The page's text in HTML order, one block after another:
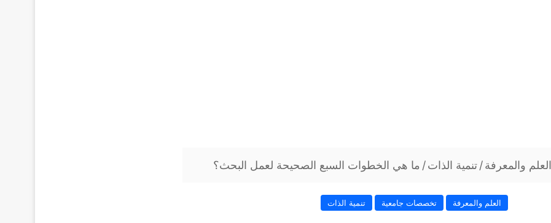
العلم والمعرفة / تنمية الذات / ما هي الخطوات السبع الصحيحة لعمل البحث؟
العلم والمعرفة تخصصات جامعية تنمية الذات